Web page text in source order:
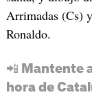
Arrimadas (Cs)
Ronaldo.
📲 Mantente
hora de